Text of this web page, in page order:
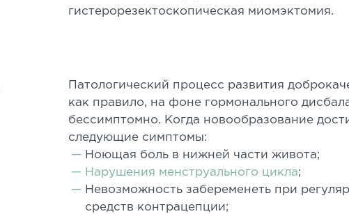
гистерорезектоскопическая миомэктомия.
Патологический процесс развития
как правило, на фоне гормонального
бессимптомно. Когда новообразование
следующие симптомы:
Ноющая боль в нижней части живота;
Нарушения менструального цикла;
Невозможность забеременеть при
средств контрацепции;